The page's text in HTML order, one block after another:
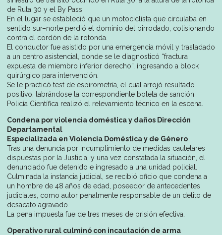
de Ruta 30 y el By Pass.
En el lugar se estableció que un motociclista que circulaba en
sentido sur–norte perdió el dominio del birrodado, colisionando
contra el cordón de la rotonda.
El conductor fue asistido por una emergencia móvil y trasladado
a un centro asistencial, donde se le diagnosticó “fractura
expuesta de miembro inferior derecho”, ingresando a block
quirúrgico para intervención.
Se le practicó test de espirometría, el cual arrojó resultado
positivo, labrándose la correspondiente boleta de sanción.
Policía Científica realizó el relevamiento técnico en la escena.
Condena por violencia doméstica y daños Dirección
Departamental
Especializada en Violencia Doméstica y de Género
Tras una denuncia por incumplimiento de medidas cautelares
dispuestas por la Justicia, y una vez constatada la situación, el
denunciado fue detenido e ingresado a una unidad policial.
Culminada la instancia judicial, se recibió oficio que condena a
un hombre de 48 años de edad, poseedor de antecedentes
judiciales, como autor penalmente responsable de un delito de
desacato agravado.
La pena impuesta fue de tres meses de prisión efectiva.
Operativo rural culminó con incautación de arma